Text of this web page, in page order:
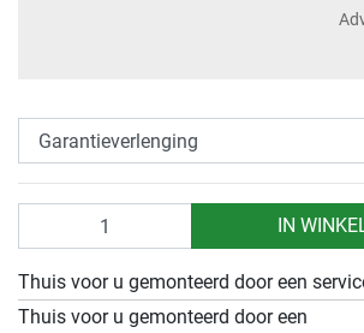
IN
Thuis voor u gemonteerd door een
Thuis voor u gemonteerd door een